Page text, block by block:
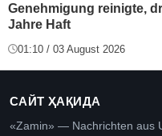
Genehmigung reinigte,
Jahre Haft
01:10 / 03 August 2026
САЙТ ҲАҚИДА
«Zamin» — Nachrichten aus